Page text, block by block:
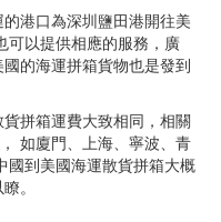
港口為深圳鹽田港開往美
可以提供相應的服務，廣
的海運拼箱貨物也是發到
拼箱運費大致相同，相關
如廈門、上海、寧波、青
國到美國海運散貨拼箱大概
。